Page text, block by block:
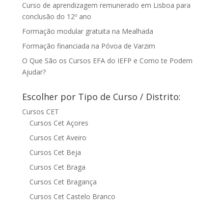
Curso de aprendizagem remunerado em Lisboa para
conclusão do 12º ano
Formação modular gratuita na Mealhada
Formação financiada na Póvoa de Varzim
O Que São os Cursos EFA do IEFP e Como te Podem
Ajudar?
Escolher por Tipo de Curso / Distrito:
Cursos CET
Cursos Cet Açores
Cursos Cet Aveiro
Cursos Cet Beja
Cursos Cet Braga
Cursos Cet Bragança
Cursos Cet Castelo Branco